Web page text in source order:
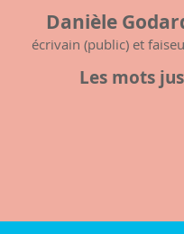
Danièle
écrivain (public) et
Les mots